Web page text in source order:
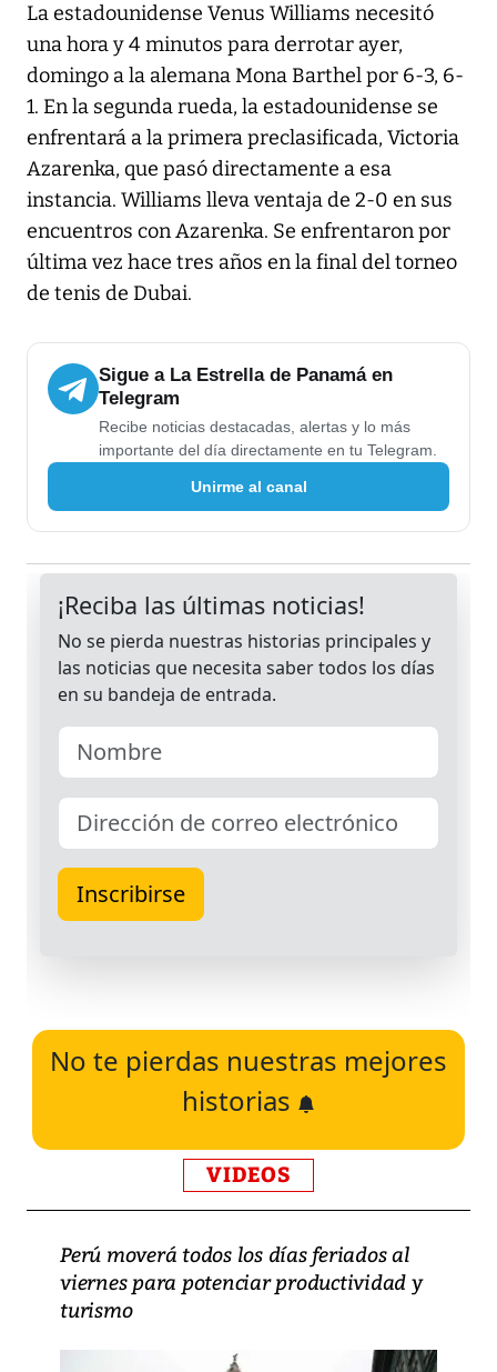
La estadounidense Venus Williams necesitó
una hora y 4 minutos para derrotar ayer,
domingo a la alemana Mona Barthel por 6-3, 6-
1. En la segunda rueda, la estadounidense se
enfrentará a la primera preclasificada, Victoria
Azarenka, que pasó directamente a esa
instancia. Williams lleva ventaja de 2-0 en sus
encuentros con Azarenka. Se enfrentaron por
última vez hace tres años en la final del torneo
de tenis de Dubai.
Sigue a La Estrella de Panamá en
Telegram
Recibe noticias destacadas, alertas y lo más
importante del día directamente en tu Telegram.
Unirme al canal
No te pierdas nuestras mejores
historias
VIDEOS
Perú moverá todos los días feriados al
viernes para potenciar productividad y
turismo